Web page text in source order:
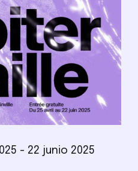
- 22 junio 2025